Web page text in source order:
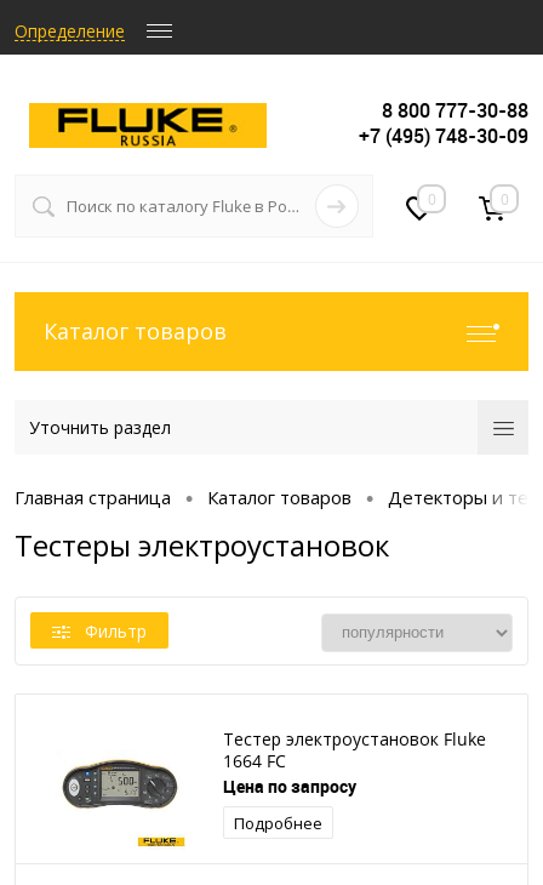
Определение
8 800 777-30-88
+7 (495) 748-30-09
0 0
Каталог товаров
Уточнить раздел
Главная страница • Каталог товаров • Детекторы и
Тестеры электроустановок
Фильтр
Тестер электроустановок Fluke
1664 FC
Цена по запросу
Подробнее